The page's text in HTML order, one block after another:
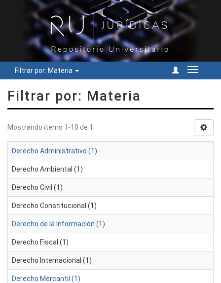
Filtrar por: Materia
Cambiar
Filtrar por: Materia
Mostrando ítems 1-10 de 1
Derecho Administrativo (1)
Derecho Ambiental (1)
Derecho Civil (1)
Derecho Constitucional (1)
Derecho de la Información (1)
Derecho Fiscal (1)
Derecho Internacional (1)
Derecho Mercantil (1)